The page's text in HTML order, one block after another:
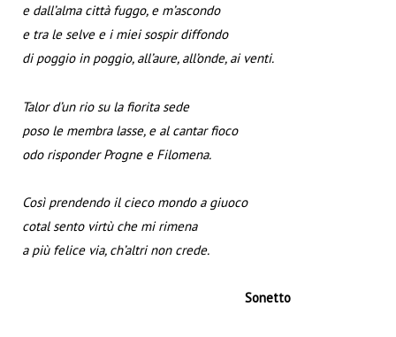
e dall’alma città fuggo, e m’ascondo
e tra le selve e i miei sospir diffondo
di poggio in poggio, all’aure, all’onde, ai venti.
Talor d’un rio su la fiorita sede
poso le membra lasse, e al cantar fioco
odo risponder Progne e Filomena.
Così prendendo il cieco mondo a giuoco
cotal sento virtù che mi rimena
a più felice via, ch’altri non crede.
Sonetto